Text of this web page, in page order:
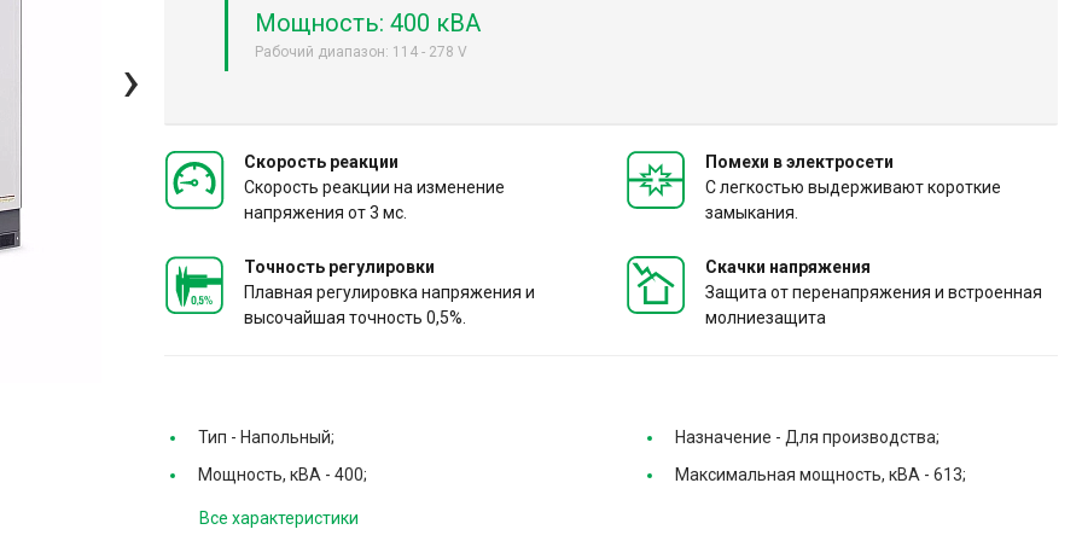
›
Мощность: 400 кВА
Рабочий диапазон: 114 - 278 V
Скорость реакции
Скорость реакции на изменение
напряжения от 3 мс.
Помехи в электросети
С легкостью выдерживают короткие
замыкания.
Точность регулировки
Плавная регулировка напряжения и
высочайшая точность 0,5%.
Скачки напряжения
Защита от перенапряжения и встроенная
молниезащита
Тип - Напольный; Назначение - Для производства;
Мощность, кВА -400; Максимальная мощность, кВА -613;
Все характеристики